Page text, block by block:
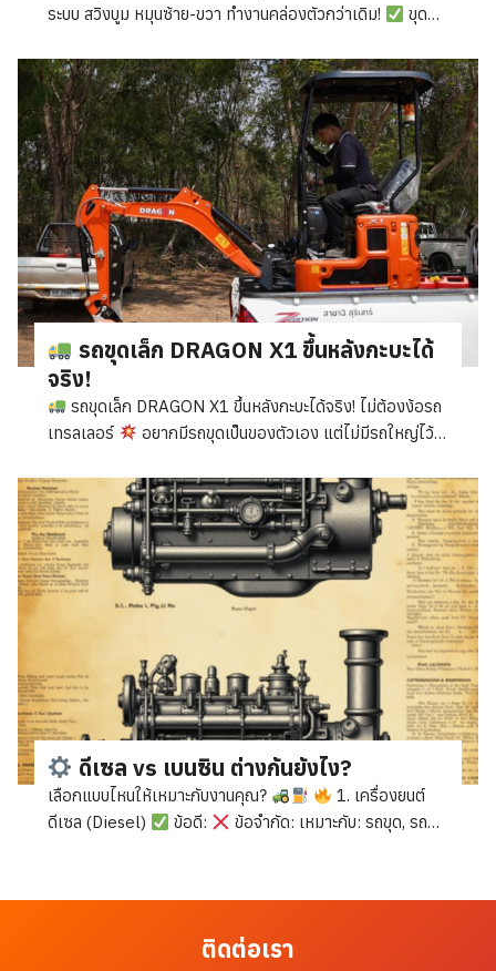
ระบบ สวิงบูม หมุนซ้าย-ขวา ทำงานคล่องตัวกว่าเดิม!
ขุดชิด
แคบๆ ได้ดี – หมุนบูมไปซ้าย 45° / ขวา 77°
เพิ่มความ
แม่นยำ – ขุดตรงไหนก็เป๊ะ ลดเวลาทำงาน
ประหยัดน้ำมัน –
ไม่ต้องขยับตัวรถบ่อย
ใช้งานคล่องตัว – เหมาะกับงานใน
สวน ทุ่งนา หรือไซต์เล็กๆ
รถขุด DRAGON X1 พร้อมสวิง
บูม ตอบโจทย์ทุกงานขุด!น้ำหนัก 1 ตัน ขึ้นกะบะได้ ขุดแรง ทน
ประหยัด
#สวิงบูม #รถขุดเล็ก #DRAGONX1 #ขุด
แม่นยำ #ทำงานพื้นที่แคบ #ขุดดินขุดมัน
รถขุดเล็ก DRAGON X1 ขึ้นหลังกะบะได้
จริง!
รถขุดเล็ก DRAGON X1 ขึ้นหลังกะบะได้จริง! ไม่ต้องง้อรถ
เทรลเลอร์
อยากมีรถขุดเป็นของตัวเอง แต่ไม่มีรถใหญ่ไว้
กะบะธรรมดาได้เลย!
ใช้กะบะตอนเดียว / แค็บก็เอาอยู่
ประหยัดค่าย้าย ไม่ต้องเช่ารถลาก
ยกขึ้น-ลง ง่ายด้วยเครน
หรือทางลาด
พร้อมลุยงานทุกที่ เคลื่อนย้ายสะดวก ของจริง
ต้องลอง!
น้ำหนักเบา แต่แรงขุดเต็มกำลัง
ตีนตะขาบยาง
ขนง่าย ไม่ทำลายพื้นกะบะ
ขุดดิน ขุดมัน ทำงานในสวนแบบมือ
ดีเซล vs เบนซิน ต่างกันยังไง?
เลือกแบบไหนให้เหมาะกับงานคุณ?
1. เครื่องยนต์
ดีเซล (Diesel)
ข้อดี:
ข้อจำกัด: เหมาะกับ: รถขุด, รถ
เล็ก, งานเบา-กลาง
สรุปง่าย ๆ:
รถขุด Dragon รุ่น X1
สนใจสอบถามได้เลย #ดีเซลเบนซิน #เลือกเครื่องให้เหมาะ
ติดต่อเรา